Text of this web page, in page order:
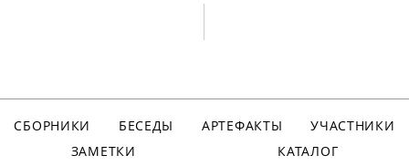
СБОРНИКИ БЕСЕДЫ АРТЕФАКТЫ
УЧАСТНИКИ
ЗАМЕТКИ
КАТАЛОГ